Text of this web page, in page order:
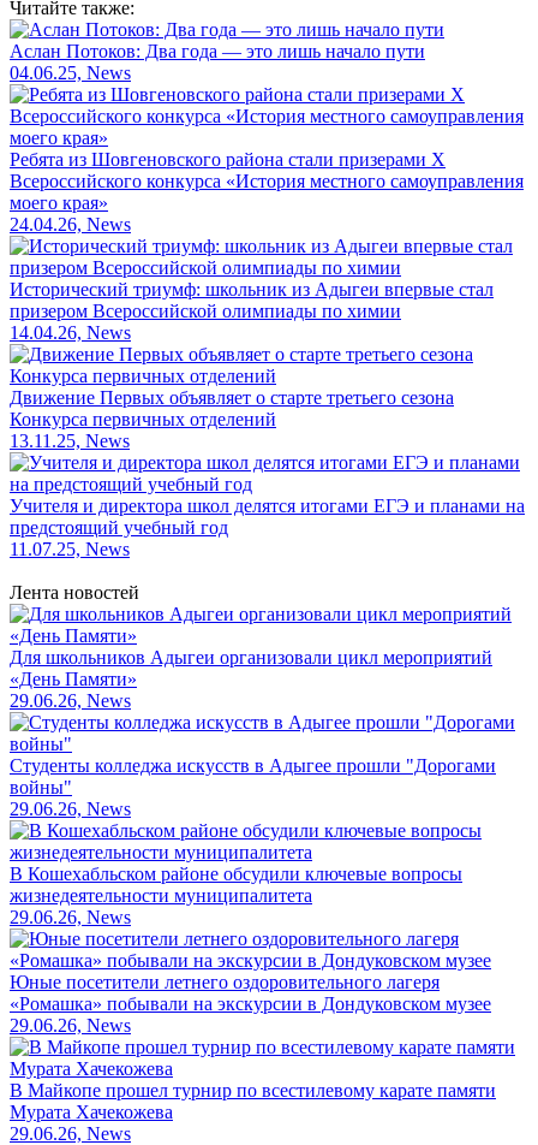
Читайте также:
Аслан Потоков: Два года — это лишь начало пути
04.06.25, News
Ребята из Шовгеновского района стали призерами X
Всероссийского конкурса «История местного самоуправления
моего края»
24.04.26, News
Исторический триумф: школьник из Адыгеи впервые стал
призером Всероссийской олимпиады по химии
14.04.26, News
Движение Первых объявляет о старте третьего сезона
Конкурса первичных отделений
13.11.25, News
Учителя и директора школ делятся итогами ЕГЭ и планами на
предстоящий учебный год
11.07.25, News
Лента новостей
Для школьников Адыгеи организовали цикл мероприятий
«День Памяти»
29.06.26, News
Студенты колледжа искусств в Адыгее прошли "Дорогами
войны"
29.06.26, News
В Кошехабльском районе обсудили ключевые вопросы
жизнедеятельности муниципалитета
29.06.26, News
Юные посетители летнего оздоровительного лагеря
«Ромашка» побывали на экскурсии в Дондуковском музее
29.06.26, News
В Майкопе прошел турнир по всестилевому карате памяти
Мурата Хачекожева
29.06.26, News